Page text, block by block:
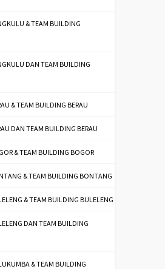
& TEAM BUILDING
DAN TEAM BUILDING
& TEAM BUILDING BERAU
DAN TEAM BUILDING BERAU
& TEAM BUILDING BOGOR
& TEAM BUILDING BONTANG
& TEAM BUILDING BULELENG
DAN TEAM BUILDING
& TEAM BUILDING